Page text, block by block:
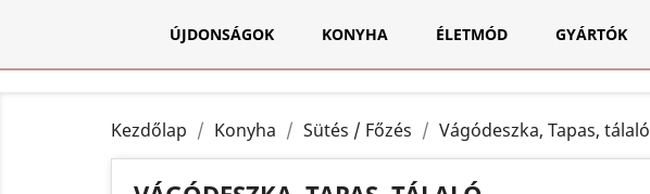
ÚJDONSÁGOK KONYHA ÉLETMÓD GYÁRTÓK
Kezdőlap Konyha Sütés / Főzés Vágódeszka, Tapas, tálaló